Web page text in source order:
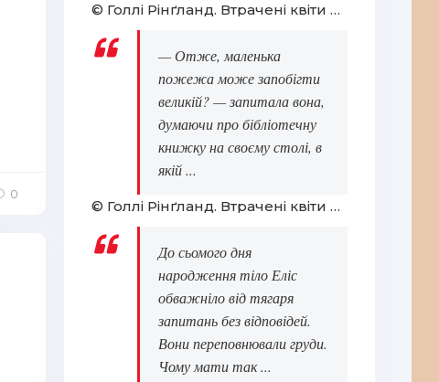
0
© Голлі Рінґланд. Втрачені квіти Еліс Гарт
— Отже, маленька
пожежа може запобігти
великій? — запитала вона,
думаючи про бібліотечну
книжку на своєму столі, в
якій ...
© Голлі Рінґланд. Втрачені квіти Еліс Гарт
До сьомого дня
народження тіло Еліс
обважніло від тягаря
запитань без відповідей.
Вони переповнювали груди.
Чому мати так ...